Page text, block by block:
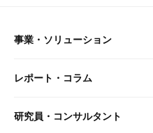
事業・ソリューション
事業・ソリューション トップ
リサーチ
レポート・コラム
レポート・コラム トップ
研究員・コンサルタント